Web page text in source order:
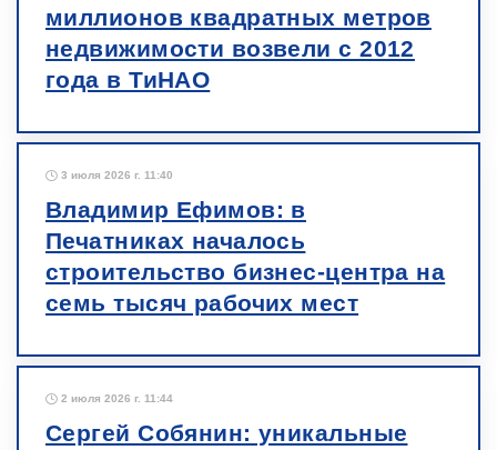
миллионов квадратных метров
недвижимости возвели с 2012
года в ТиНАО
3 июля 2026 г. 11:40
Владимир Ефимов: в
Печатниках началось
строительство бизнес-центра на
семь тысяч рабочих мест
2 июля 2026 г. 11:44
Сергей Собянин: уникальные